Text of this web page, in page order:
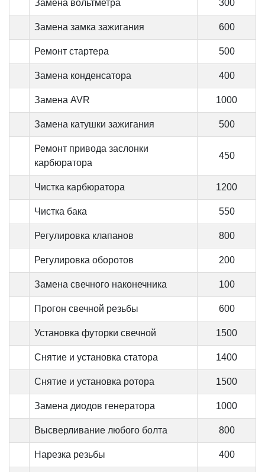
Замена вольтметра 300
Замена замка зажигания 600
Ремонт стартера 500
Замена конденсатора 400
Замена AVR 1000
Замена катушки зажигания 500
Ремонт привода заслонки
карбюратора
450
Чистка карбюратора 1200
Чистка бака 550
Регулировка клапанов 800
Регулировка оборотов 200
Замена свечного наконечника 100
Прогон свечной резьбы 600
Установка футорки свечной 1500
Снятие и установка статора 1400
Снятие и установка ротора 1500
Замена диодов генератора 1000
Высверливание любого болта 800
Нарезка резьбы 400